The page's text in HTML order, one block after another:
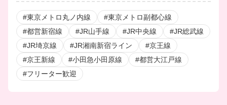
#東京メトロ丸ノ内線
#東京メトロ副都心線
#都営新宿線
#JR山手線 #JR中央線
#JR総武線
#JR埼京線
#JR湘南新宿ライン
#京王線
#京王新線
#小田急小田原線
#都営大江戸線
#フリーター歓迎